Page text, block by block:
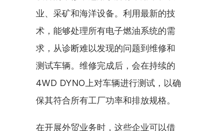
业、采矿和海洋设备。利用最新的技
术，能够处理所有电子燃油系统的需
求，从诊断难以发现的问题到维修和
测试车辆。维修完成后，会在持续的
4WD DYNO上对车辆进行测试，以确
保其符合所有工厂功率和排放规格。
在开展外贸业务时，这些企业可以借